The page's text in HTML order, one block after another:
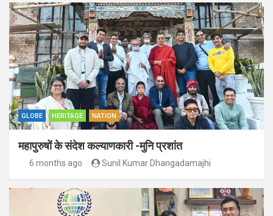
GLOBE HERITAGE NATION
महापुरुषों के संदेश कल्याणकारी -मुनि प्रशांत
6 months ago Sunil Kumar Dhangadamajhi